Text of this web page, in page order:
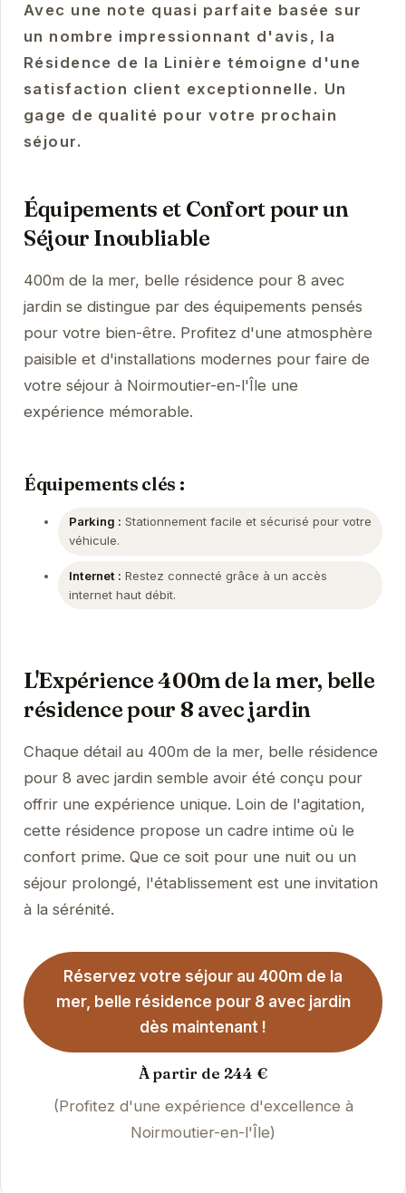
Avec une note quasi parfaite basée sur
un nombre impressionnant d'avis, la
Résidence de la Linière témoigne d'une
satisfaction client exceptionnelle. Un
gage de qualité pour votre prochain
séjour.
Équipements et Confort pour un
Séjour Inoubliable
400m de la mer, belle résidence pour 8 avec
jardin se distingue par des équipements pensés
pour votre bien-être. Profitez d'une atmosphère
paisible et d'installations modernes pour faire de
votre séjour à Noirmoutier-en-l'Île une
expérience mémorable.
Équipements clés :
Parking : Stationnement facile et sécurisé pour votre
véhicule.
Internet : Restez connecté grâce à un accès
internet haut débit.
L'Expérience 400m de la mer, belle
résidence pour 8 avec jardin
Chaque détail au 400m de la mer, belle résidence
pour 8 avec jardin semble avoir été conçu pour
offrir une expérience unique. Loin de l'agitation,
cette résidence propose un cadre intime où le
confort prime. Que ce soit pour une nuit ou un
séjour prolongé, l'établissement est une invitation
à la sérénité.
Réservez votre séjour au 400m de la
mer, belle résidence pour 8 avec jardin
dès maintenant !
À partir de 244 €
(Profitez d'une expérience d'excellence à
Noirmoutier-en-l'Île)